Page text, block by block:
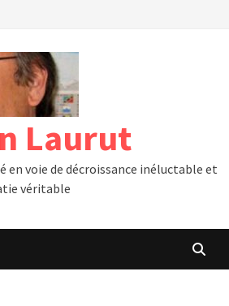
Laurut
en voie de décroissance inéluctable et
véritable